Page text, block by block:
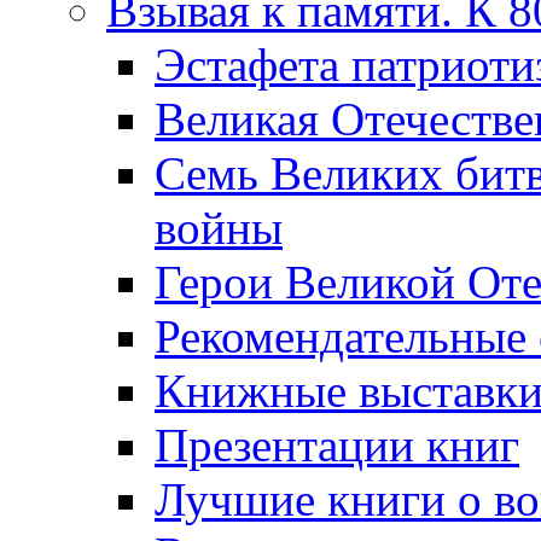
Эcтафета
Великая
Семь Великих
войны
Герои Великой
Рекомендательные
Книжные
Презентации книг
Лучшие книги о